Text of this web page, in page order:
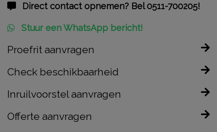
Direct contact opnemen? Bel 0511-700205!
Stuur een WhatsApp bericht!
Proefrit aanvragen
Check beschikbaarheid
Inruilvoorstel aanvragen
Offerte aanvragen